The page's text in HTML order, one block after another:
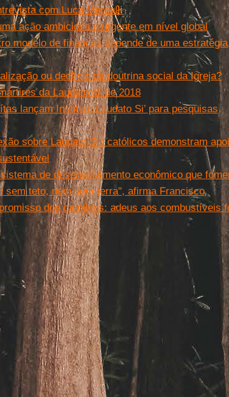
com Luca Mercalli
ação ambiciosa e urgente em nível global
modelo de finanças depende de uma estratégia
ou declínio da doutrina social da Igreja?
da Laudato si' de 2018
lançam Instituto Laudato Si’ para pesquisas
sobre Laudato Si’: católicos demonstram
de desenvolvimento econômico que
sem teto, nem sem terra", afirma Francisco
dos católicos: adeus aos combustíveis